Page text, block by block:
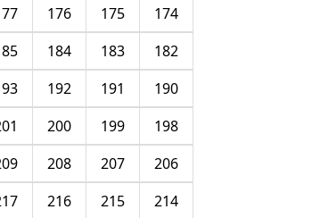
174
175
176
182
183
184
190
191
192
198
199
200
206
207
208
214
215
216